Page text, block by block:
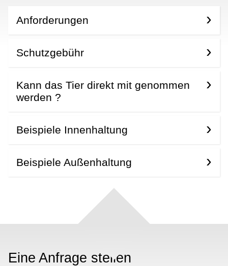
Anforderungen
Schutzgebühr
Kann das Tier direkt mit genommen
werden ?
Beispiele Innenhaltung
Beispiele Außenhaltung
Eine Anfrage stellen